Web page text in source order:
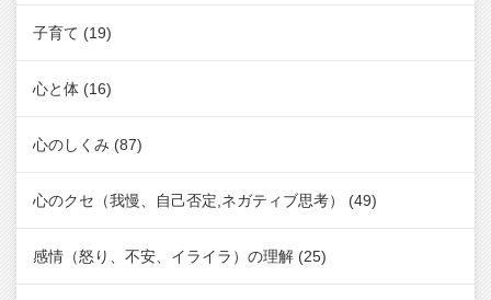
子育て (19)
心と体 (16)
心のしくみ (87)
心のクセ（我慢、自己否定,ネガティブ思考） (49)
感情（怒り、不安、イライラ）の理解 (25)